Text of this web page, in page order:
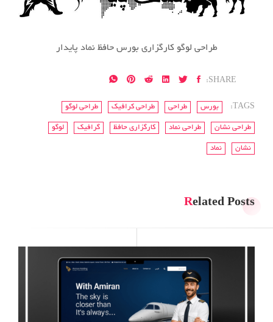
طراحی لوگو کارگزاری بورس حافظ نماد پایدار
SHARE:
TAGS: بورس طراحی طراحی کرافیک طراحی لوگو
طراحی نشان طراحی نماد کارگزاری حافظ گرافیک لوگو
نشان نماد
Related Posts